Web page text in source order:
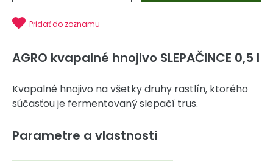
Pridať do zoznamu
AGRO kvapalné hnojivo SLEPAČINCE 0,5 l
Kvapalné hnojivo na všetky druhy rastlín, ktorého
súčasťou je fermentovaný slepačí trus.
Parametre a vlastnosti